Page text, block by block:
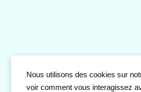
Nous utilisons des cookies sur
voir comment vous interagissez